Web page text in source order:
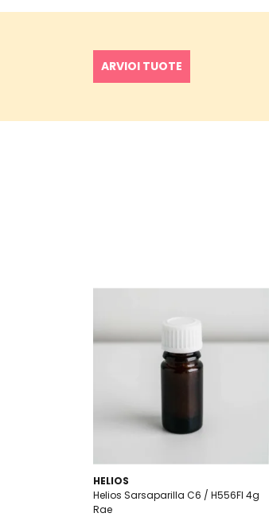
ARVIOI TUOTE
HELIOS
Helios Sarsaparilla C6 / H556FI 4g
Rae